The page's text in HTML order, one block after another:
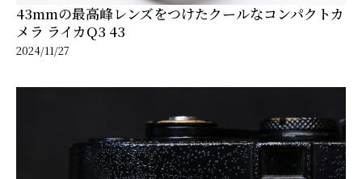
43mmの最高峰レンズをつけたクールなコンパクトカ
メラ ライカQ3 43
2024/11/27